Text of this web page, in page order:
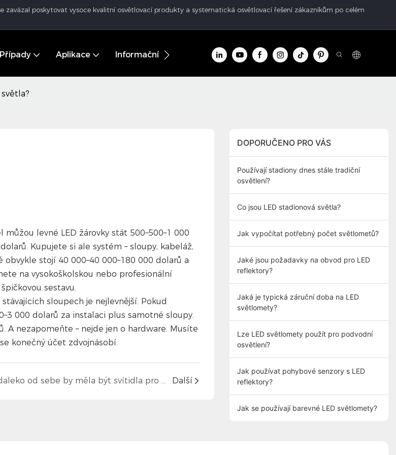
zavázal poskytovat vysoce kvalitní osvětlovací produkty a systematická osvětlovací řešení zákazníkům po celém
Případy Aplikace Informační centrum Kontakt
levné LED žárovky stát 500–500–1 000
Kupujete si ale systém – sloupy, kabeláž,
stojí 40 000–40 000–180 000 dolarů a
na vysokoškolskou nebo profesionální
sestavu.
sloupech je nejlevnější. Pokud
000 dolarů za instalaci plus samotné sloupy.
nezapomeňte – nejde jen o hardware. Musíte
konečný účet zdvojnásobí.
Jak daleko od sebe by měla být svítidla pro vysoké stropy? Další
DOPORUČENO PRO VÁS
Používají stadiony dnes stále tradiční
osvětlení?
Co jsou LED stadionová světla?
Jak vypočítat potřebný počet světlometů?
Jaké jsou požadavky na obvod pro LED
reflektory?
Jaká je typická záruční doba na LED
světlomety?
Lze LED světlomety použít pro podvodní
osvětlení?
Jak používat pohybové senzory s LED
reflektory?
Jak se používají barevné LED světlomety?